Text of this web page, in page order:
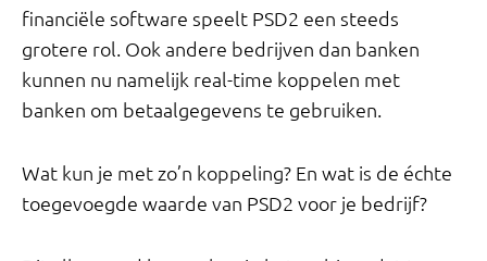
financiële software speelt PSD2 een steeds
grotere rol. Ook andere bedrijven dan banken
kunnen nu namelijk real-time koppelen met
banken om betaalgegevens te gebruiken.
Wat kun je met zo’n koppeling? En wat is de échte
toegevoegde waarde van PSD2 voor je bedrijf?